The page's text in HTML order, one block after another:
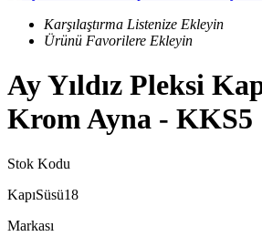
Karşılaştırma Listenize Ekleyin
Ürünü Favorilere Ekleyin
Ay Yıldız Pleksi
Krom Ayna - KKS5
Stok Kodu
KapıSüsü18
Markası